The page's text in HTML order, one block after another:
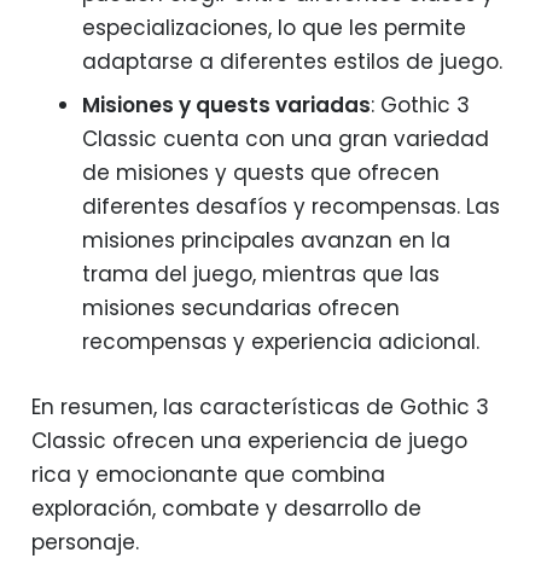
especializaciones, lo que les permite
adaptarse a diferentes estilos de juego.
Misiones y quests variadas: Gothic 3
Classic cuenta con una gran variedad
de misiones y quests que ofrecen
diferentes desafíos y recompensas. Las
misiones principales avanzan en la
trama del juego, mientras que las
misiones secundarias ofrecen
recompensas y experiencia adicional.
En resumen, las características de Gothic 3
Classic ofrecen una experiencia de juego
rica y emocionante que combina
exploración, combate y desarrollo de
personaje.